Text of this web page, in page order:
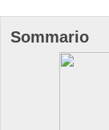
Sommario